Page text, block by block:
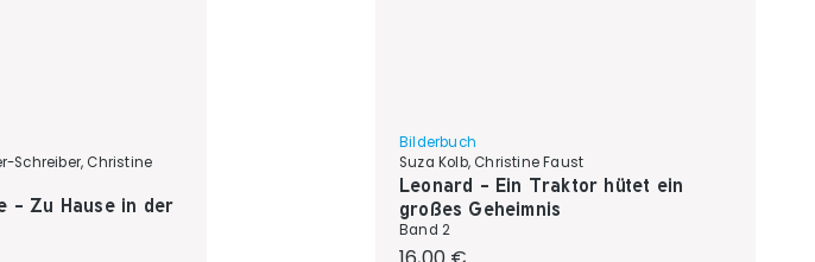
Schreiber, Christine
- Zu Hause in der
Bilderbuch
Suza Kolb, Christine Faust
Leonard - Ein Traktor hütet ein
großes Geheimnis
Band 2
Regulärer Preis: